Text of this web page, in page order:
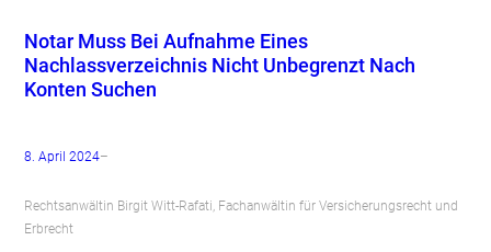
Notar Muss Bei Aufnahme Eines
Nachlassverzeichnis Nicht Unbegrenzt Nach
Konten Suchen
8. April 2024–
Rechtsanwältin Birgit Witt-Rafati, Fachanwältin für Versicherungsrecht und
Erbrecht